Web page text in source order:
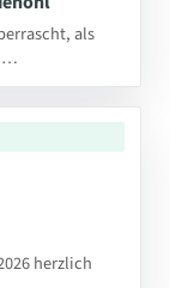
als
…
herzlich